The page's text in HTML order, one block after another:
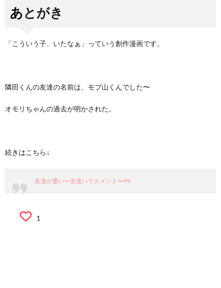
あとがき
「こういう子、いたなぁ」っていう創作漫画です。
隣田くんの友達の名前は、モブ山くんでした〜
オモリちゃんの過去が明かされた。
続きはこちら↓
友達が重い〜友達ハラスメント〜99
1